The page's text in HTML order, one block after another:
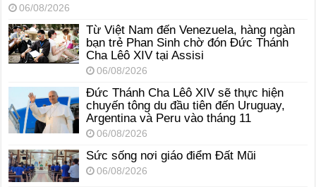
06/08/2026
Từ Việt Nam đến Venezuela, hàng ngàn
bạn trẻ Phan Sinh chờ đón Đức Thánh
Cha Lêô XIV tại Assisi
06/08/2026
Đức Thánh Cha Lêô XIV sẽ thực hiện
chuyến tông du đầu tiên đến Uruguay,
Argentina và Peru vào tháng 11
06/08/2026
Sức sống nơi giáo điểm Đất Mũi
06/08/2026